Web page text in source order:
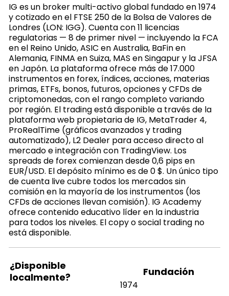
IG es un broker multi-activo global fundado en 1974
y cotizado en el FTSE 250 de la Bolsa de Valores de
Londres (LON: IGG). Cuenta con 11 licencias
regulatorias — 8 de primer nivel — incluyendo la FCA
en el Reino Unido, ASIC en Australia, BaFin en
Alemania, FINMA en Suiza, MAS en Singapur y la JFSA
en Japón. La plataforma ofrece más de 17.000
instrumentos en forex, índices, acciones, materias
primas, ETFs, bonos, futuros, opciones y CFDs de
criptomonedas, con el rango completo variando
por región. El trading está disponible a través de la
plataforma web propietaria de IG, MetaTrader 4,
ProRealTime (gráficos avanzados y trading
automatizado), L2 Dealer para acceso directo al
mercado e integración con TradingView. Los
spreads de forex comienzan desde 0,6 pips en
EUR/USD. El depósito mínimo es de 0 $. Un único tipo
de cuenta live cubre todos los mercados sin
comisión en la mayoría de los instrumentos (los
CFDs de acciones llevan comisión). IG Academy
ofrece contenido educativo líder en la industria
para todos los niveles. El copy o social trading no
está disponible.
¿Disponible
localmente?
Fundación
1974